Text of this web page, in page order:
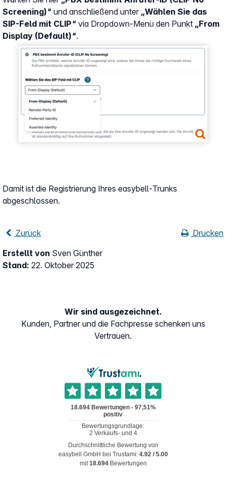
Show larger version
Screening)“ und anschließend unter „Wählen Sie das
SIP-Feld mit CLIP“ via Dropdown-Menü den Punkt „From
Display (Default)“.
Damit ist die Registrierung Ihres easybell-Trunks
abgeschlossen.
Zurück
Drucken
Erstellt von Sven Günther
Stand: 22. Oktober 2025
Wir sind ausgezeichnet.
Kunden, Partner und die Fachpresse schenken uns
Vertrauen.
Durchschnittliche Bewertung von
easybell GmbH bei Trustami: 4.92/ 5.00
mit18.694 Bewertungen